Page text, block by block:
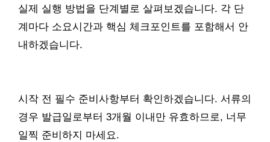
실제 실행 방법을 단계별로 살펴보겠습니다. 각 단
계마다 소요시간과 핵심 체크포인트를 포함해서 안
내하겠습니다.
시작 전 필수 준비사항부터 확인하겠습니다. 서류의
경우 발급일로부터 3개월 이내만 유효하므로, 너무
일찍 준비하지 마세요.